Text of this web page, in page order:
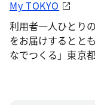
My TOKYO
利用者一人ひとり
をお届けするとと
なでつくる」東京